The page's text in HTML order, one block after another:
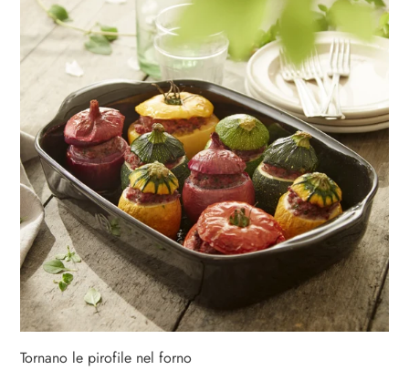
Tornano le pirofile nel forno